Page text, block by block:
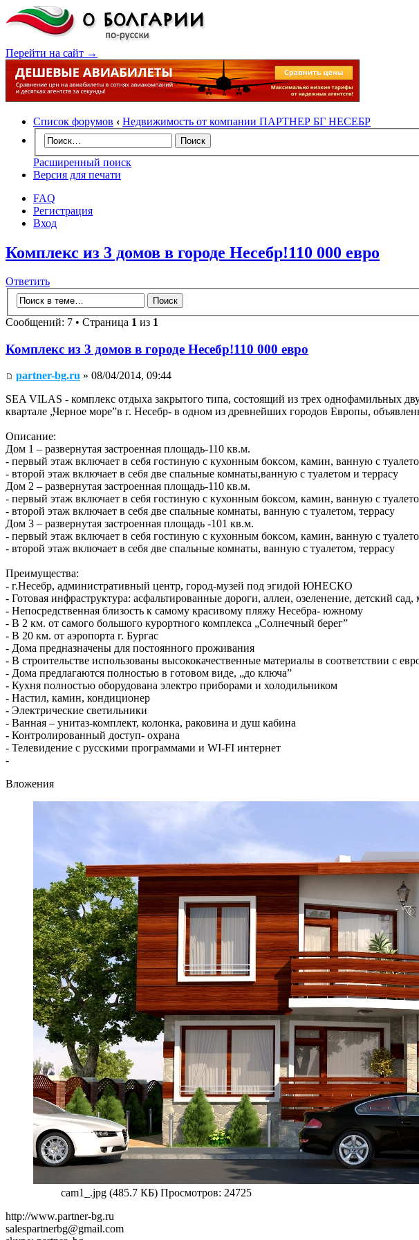
Перейти на сайт →
Список форумов ‹ Недвижимость от компании ПАРТНЕР БГ НЕСЕБР
Расширенный поиск
Версия для печати
FAQ
Регистрация
Вход
Комплекс из 3 домов в городе Несебр!110 000 евро
Ответить
Сообщений: 7 • Страница 1 из 1
Комплекс из 3 домов в городе Несебр!110 000 евро
partner-bg.ru » 08/04/2014, 09:44
SEA VILAS - комплекс отдыха закрытого типа, состоящий из трех однофамильных
квартале „Черное море”в г. Несебр- в одном из древнейших городов Европы,
Описание:
Дом 1 – развернутая застроенная площадь-110 кв.м.
- первый этаж включает в себя гостиную с кухонным боксом, камин, ванную с
- второй этаж включает в себя две спальные комнаты,ванную с туалетом и террасу
Дом 2 – развернутая застроенная площадь-110 кв.м.
- первый этаж включает в себя гостиную с кухонным боксом, камин, ванную с
- второй этаж включает в себя две спальные комнаты, ванную с туалетом, террасу
Дом 3 – развернутая застроенная площадь -101 кв.м.
- первый этаж включает в себя гостиную с кухонным боксом, камин, ванную с
- второй этаж включает в себя две спальные комнаты, ванную с туалетом, террасу
Преимущества:
- г.Несебр, административный центр, город-музей под эгидой ЮНЕСКО
- Готовая инфраструктура: асфальтированные дороги, аллеи, озеленение, детский
- Непосредственная близость к самому красивому пляжу Несебра- южному
- В 2 км. от самого большого курортного комплекса „Солнечный берег”
- В 20 км. от аэропорта г. Бургас
- Дома предназначены для постоянного проживания
- В строительстве использованы высококачественные материалы в соответствии с
- Дома предлагаются полностью в готовом виде, „до ключа”
- Кухня полностью оборудована электро приборами и холодильником
- Настил, камин, кондиционер
- Электрические светильники
- Ванная – унитаз-комплект, колонка, раковина и душ кабина
- Контролированный доступ- охрана
- Телевидение с русскими программами и WI-FI интернет
-
Вложения
cam1_.jpg (485.7 КБ) Просмотров: 24725
http://www.partner-bg.ru
salespartnerbg@gmail.com